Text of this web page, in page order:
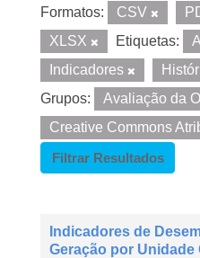
Formatos: CSV
XLSX
Etiquetas:
Indicadores
Grupos:
Avaliação da
Creative Commons
Filtrar Resultados
Indicadores de
Geração por Unidade